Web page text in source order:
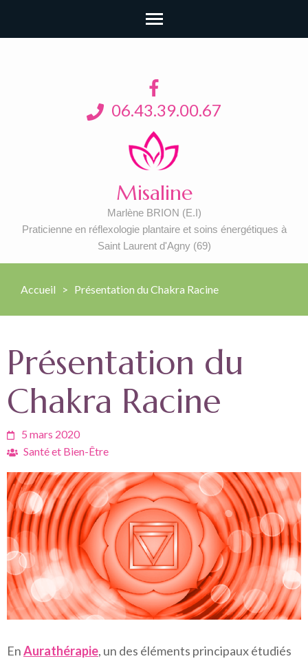
06.43.39.00.67
Misaline
Marlène BRION (E.I)
Praticienne en réflexologie plantaire et soins énergétiques à
Saint Laurent d'Agny (69)
Accueil > Présentation du Chakra Racine
Présentation du
Chakra Racine
5 mars 2020
Santé et Bien-Être
EnAurathérapie, un des éléments principaux étudiés